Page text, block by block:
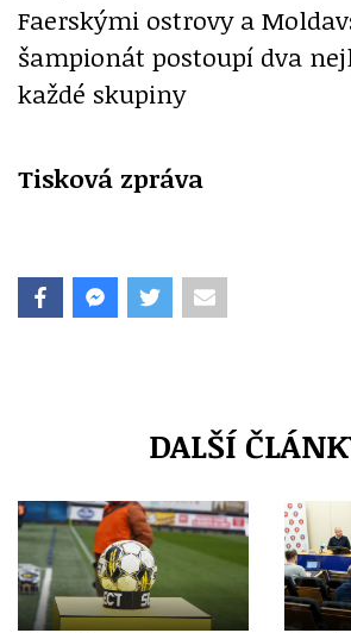
Faerskými ostrovy a
šampionát postoupí dva
každé skupiny
Tisková zpráva
DALŠÍ